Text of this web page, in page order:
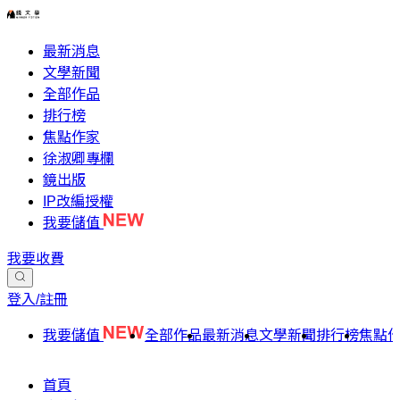
最新消息
文學新聞
全部作品
排行榜
焦點作家
徐淑卿專欄
鏡出版
IP改編授權
我要儲值
我要收費
登入/註冊
我要儲值 全部作品最新消息文學新聞排行榜焦點
首頁